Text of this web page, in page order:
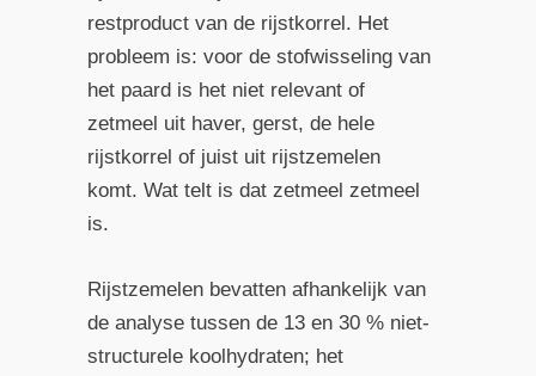
restproduct van de rijstkorrel. Het
probleem is: voor de stofwisseling van
het paard is het niet relevant of
zetmeel uit haver, gerst, de hele
rijstkorrel of juist uit rijstzemelen
komt. Wat telt is dat zetmeel zetmeel
is.
Rijstzemelen bevatten afhankelijk van
de analyse tussen de 13 en 30 % niet-
structurele koolhydraten; het